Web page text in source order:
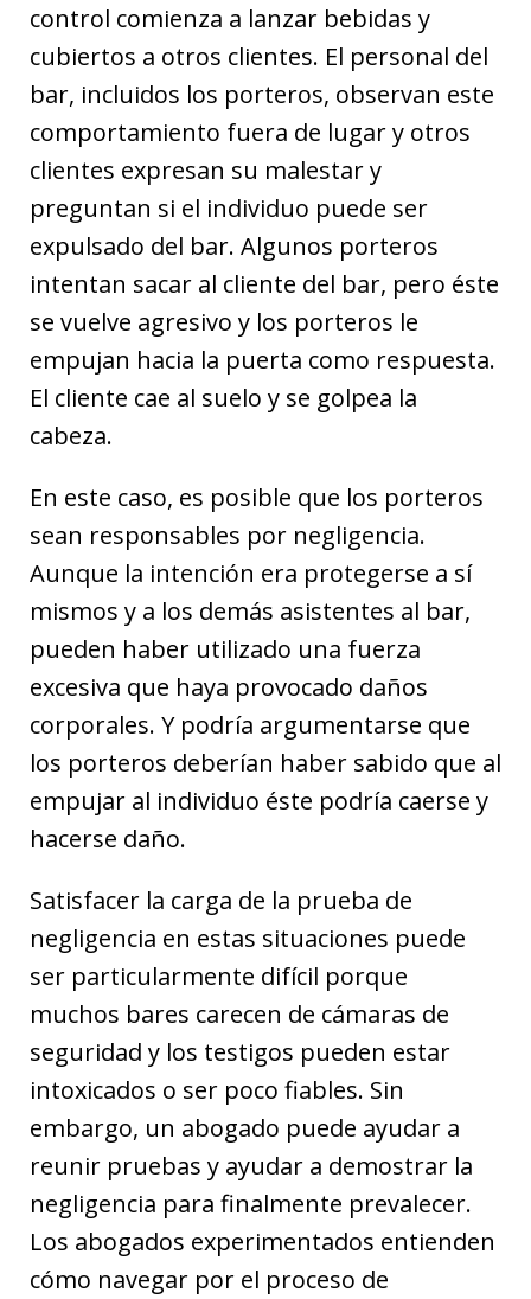
control comienza a lanzar bebidas y
cubiertos a otros clientes. El personal del
bar, incluidos los porteros, observan este
comportamiento fuera de lugar y otros
clientes expresan su malestar y
preguntan si el individuo puede ser
expulsado del bar. Algunos porteros
intentan sacar al cliente del bar, pero éste
se vuelve agresivo y los porteros le
empujan hacia la puerta como respuesta.
El cliente cae al suelo y se golpea la
cabeza.
En este caso, es posible que los porteros
sean responsables por negligencia.
Aunque la intención era protegerse a sí
mismos y a los demás asistentes al bar,
pueden haber utilizado una fuerza
excesiva que haya provocado daños
corporales. Y podría argumentarse que
los porteros deberían haber sabido que al
empujar al individuo éste podría caerse y
hacerse daño.
Satisfacer la carga de la prueba de
negligencia en estas situaciones puede
ser particularmente difícil porque
muchos bares carecen de cámaras de
seguridad y los testigos pueden estar
intoxicados o ser poco fiables. Sin
embargo, un abogado puede ayudar a
reunir pruebas y ayudar a demostrar la
negligencia para finalmente prevalecer.
Los abogados experimentados entienden
cómo navegar por el proceso de